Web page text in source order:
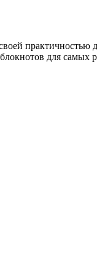
практичностью
для самых